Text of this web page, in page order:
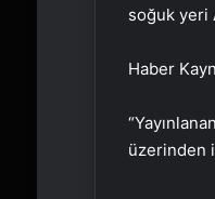
soğuk yeri
Haber
üzerinden